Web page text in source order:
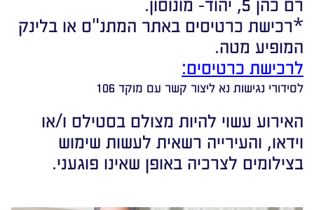
*רכישת כרטיסים באתר המתנ"ס או בלינק
המופיע מטה.
לרכישת כרטיסים:
לסידורי נגישות נא ליצור קשר עם מוקד 106
האירוע עשוי להיות מצולם בסטילס ו/או
וידאו, והעירייה רשאית לעשות שימוש
בצילומים לצרכיה באופן שאינו פוגעני.